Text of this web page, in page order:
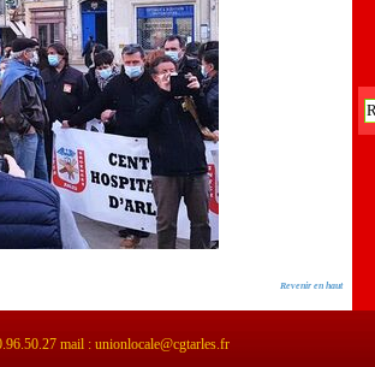
Pour la Paix, samedi 28 mars à
Marseille...
Appel de l’Union Locale CGT
d’Arles pour le 2ème tour des
élections municipales
déclaration de l’Union Locale CGT
d’Arles relative au 1er tour des
élections municipales
Le 8 mars, journée internationale de
lutte pour les droits des femmes
Relaxe pour la CGT poursuivie
pour apologie du terrorisme.
La Secrétaire Générale de la
Confédération en meeting à la
Centrale de Gardanne
Karima Boutayeb, CGT, Vice
Présidente du conseil des
Prud’hommes d’Arles
-PLF 2026 : De l’argent, il y en a
pour nos services publics !
Industrie : malgré la situation
« La liberté de la presse n’est
l’exigence d’une politique du
logement, sociale et solidaire.
Revenir en haut
mail : unionlocale@cgtarles.fr